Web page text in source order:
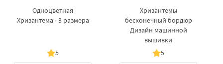
Одноцветная
Хризантема - 3 размера
5
Хризантемы
бесконечный бордюр
Дизайн машинной
вышивки
5